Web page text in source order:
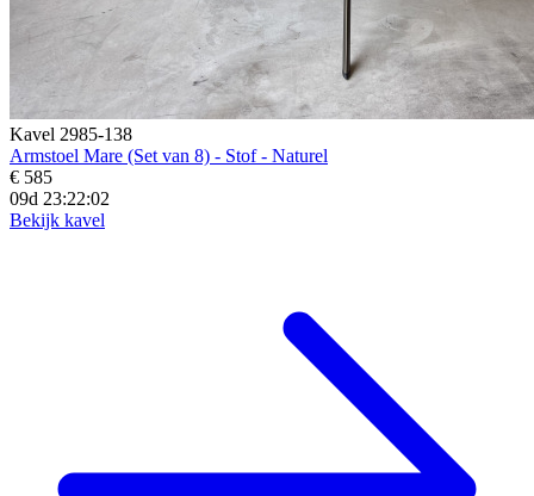
Kavel 2985-138
Armstoel Mare (Set van 8) - Stof - Naturel
€ 585
09d 23:22:00
Bekijk kavel